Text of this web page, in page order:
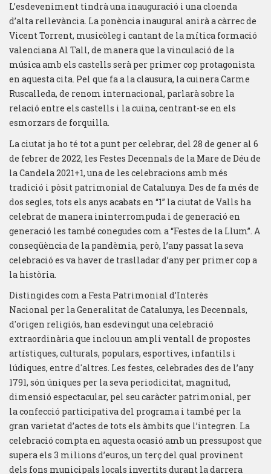
L’esdeveniment tindrà una inauguració i una cloenda
d’alta rellevància. La ponència inaugural anirà a càrrec de
Vicent Torrent, musicòleg i cantant de la mítica formació
valenciana Al Tall, de manera que la vinculació de la
música amb els castells serà per primer cop protagonista
en aquesta cita. Pel que fa a la clausura, la cuinera Carme
Ruscalleda, de renom internacional, parlarà sobre la
relació entre els castells i la cuina, centrant-se en els
esmorzars de forquilla.
La ciutat ja ho té tot a punt per celebrar, del 28 de gener al 6
de febrer de 2022, les Festes Decennals de la Mare de Déu de
la Candela 2021+1, una de les celebracions amb més
tradició i pòsit patrimonial de Catalunya. Des de fa més de
dos segles, tots els anys acabats en “1” la ciutat de Valls ha
celebrat de manera ininterrompuda i de generació en
generació les també conegudes com a “Festes de la Llum”. A
conseqüència de la pandèmia, però, l’any passat la seva
celebració es va haver de traslladar d’any per primer cop a
la història.
Distingides com a Festa Patrimonial d’Interès
Nacional per la Generalitat de Catalunya, les Decennals,
d'origen religiós, han esdevingut una celebració
extraordinària que inclou un ampli ventall de propostes
artístiques, culturals, populars, esportives, infantils i
lúdiques, entre d'altres. Les festes, celebrades des de l’any
1791, són úniques per la seva periodicitat, magnitud,
dimensió espectacular, pel seu caràcter patrimonial, per
la confecció participativa del programa i també per la
gran varietat d’actes de tots els àmbits que l’integren. La
celebració compta en aquesta ocasió amb un pressupost que
supera els 3 milions d’euros, un terç del qual provinent
dels fons municipals locals invertits durant la darrera